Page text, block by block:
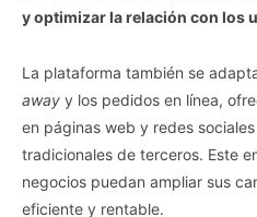
y optimizar la relación con los
La plataforma también se
away y los pedidos en línea,
en páginas web y redes
tradicionales de terceros. Este
negocios puedan ampliar sus
eficiente y rentable.